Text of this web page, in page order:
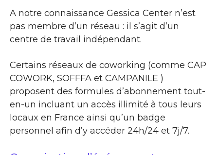
A notre connaissance Gessica Center n’est
pas membre d’un réseau : il s’agit d’un
centre de travail indépendant.
Certains réseaux de coworking (comme CAP
COWORK, SOFFFA et CAMPANILE )
proposent des formules d’abonnement tout-
en-un incluant un accès illimité à tous leurs
locaux en France ainsi qu’un badge
personnel afin d’y accéder 24h/24 et 7j/7.